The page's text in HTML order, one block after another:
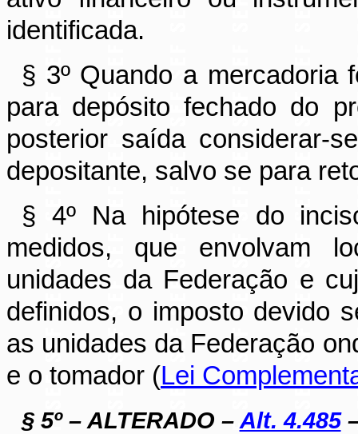
identificada.
§ 3º Quando a mercadoria
para depósito fechado do
posterior saída considerar-
depositante, salvo se para
§ 4º Na hipótese do
medidos, que envolvam
unidades da Federação e
definidos, o imposto devido
as unidades da Federação
e o tomador (Lei
§ 5º – ALTERADO – Alt. 4.485